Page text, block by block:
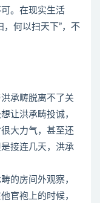
。在现实生活
，何以扫天下”，不
承畴脱离不了关
让洪承畴投诚，
大力气，甚至还
接连几天，洪承
的房间外观察，
官袍上的时候，